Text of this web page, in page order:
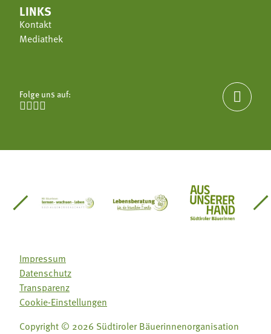
LINKS
Kontakt
Mediathek
Folge uns auf:
   

Südtirol
Gärtnervereinigung
Sozialgenossenschaft Mit Bäuerinnen lernen -
Lebensberatung für dieAus unserer
Impressum
Datenschutz
Transparenz
Cookie-Einstellungen
Copyright © 2026 Südtiroler Bäuerinnenorganisation